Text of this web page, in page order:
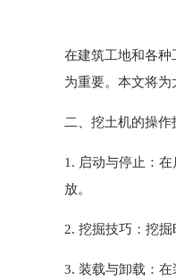
在建筑工地和各
为重要。本文将为
二、挖土机的操作
1. 启动与停止：
放。
2. 挖掘技巧：挖
3. 装载与卸载：